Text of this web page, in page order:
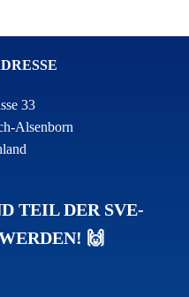
33
Alsenborn
TEIL DER SVE-
🙌